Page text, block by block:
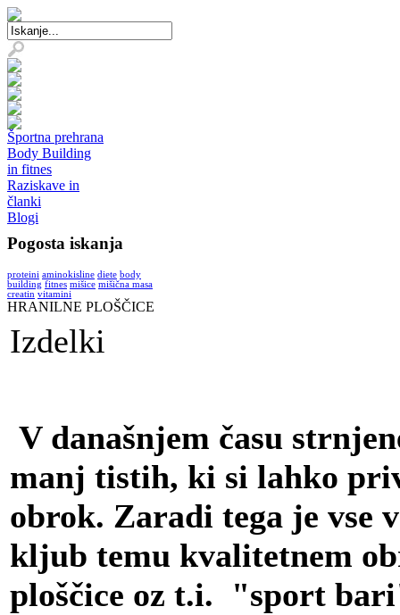
Športna prehrana
Body Building
in fitnes
Raziskave in
članki
Blogi
Pogosta iskanja
proteini aminokisline diete body
building fitnes mišice mišična masa
creatin vitamini
HRANILNE PLOŠČICE
Izdelki
V današnjem času
manj tistih, ki si lahko
obrok. Zaradi tega je vse
kljub temu kvalitetnem
ploščice oz t.i. "sport